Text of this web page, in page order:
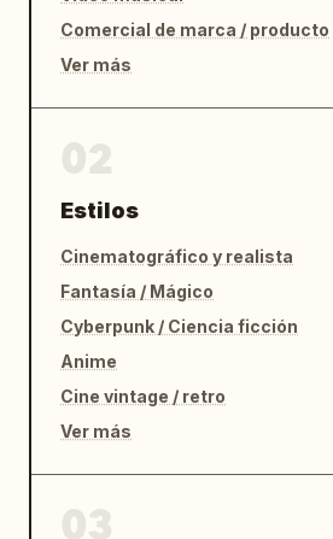
Comercial de marca / producto
Ver más
Estilos
Cinematográfico y realista
Fantasía / Mágico
Cyberpunk / Ciencia ficción
Anime
Cine vintage / retro
Ver más